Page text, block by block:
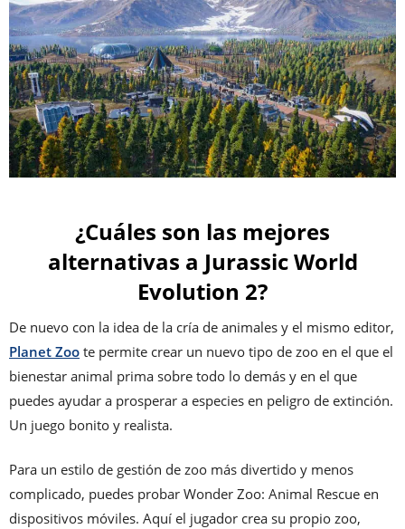
¿Cuáles son las mejores
alternativas a Jurassic World
Evolution 2?
De nuevo con la idea de la cría de animales y el mismo editor,
Planet Zoo te permite crear un nuevo tipo de zoo en el que el
bienestar animal prima sobre todo lo demás y en el que
puedes ayudar a prosperar a especies en peligro de extinción.
Un juego bonito y realista.
Para un estilo de gestión de zoo más divertido y menos
complicado, puedes probar Wonder Zoo: Animal Rescue en
dispositivos móviles. Aquí el jugador crea su propio zoo,